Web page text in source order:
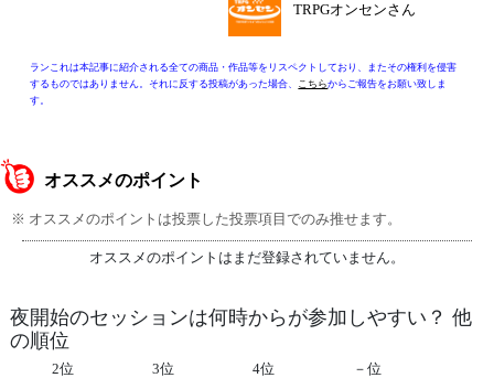
TRPGオンセンさん
ランこれは本記事に紹介される全ての商品・作品等をリスペクトしており、またその権利を侵害
するものではありません。それに反する投稿があった場合、 こちらからご報告をお願い致しま
す。
オススメのポイント
※ オススメのポイントは投票した投票項目でのみ推せます。
オススメのポイントはまだ登録されていません。
夜開始のセッションは何時からが参加しやすい？ 他
の順位
2位 3位 4位 －位